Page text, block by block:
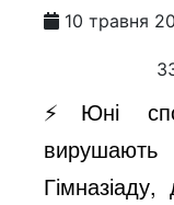
10 травня
⚡️Юні